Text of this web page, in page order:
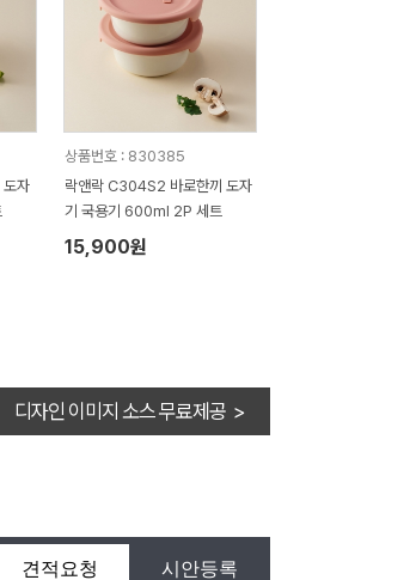
자
상품번호 : 830385
락앤락 C304S2 바로한끼 도자
기 국용기 600ml 2P 세트
15,900원
디자인 이미지 소스 무료제공 >
견적요청 시안등록